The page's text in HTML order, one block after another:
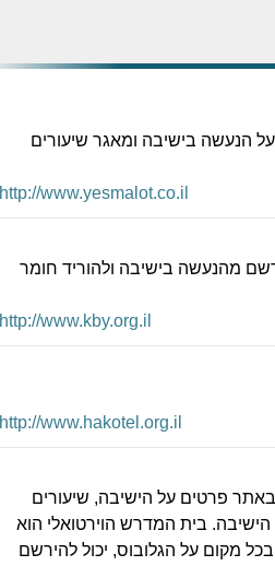
הנעשה בישיבה ומאגר שיעורים
http://www.yesmalot.co.il
מהנעשה בישיבה ולהוריד חומר
http://www.kby.org.il
http://www.hakotel.org.il
פרטים על הישיבה, שיעורים
בית המדרש הוירטואלי הוא
מקום על הגלובוס, יכול להירשם